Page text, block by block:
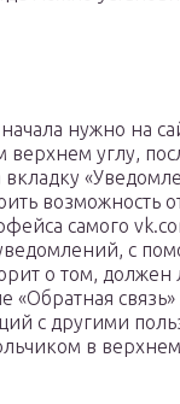
нужно на
углу,
самого
с
о том, должен
с другими
в